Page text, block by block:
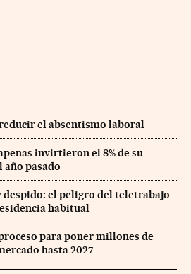
el absentismo laboral
invirtieron el 8% de su
pasado
el peligro del teletrabajo
habitual
para poner millones de
hasta 2027